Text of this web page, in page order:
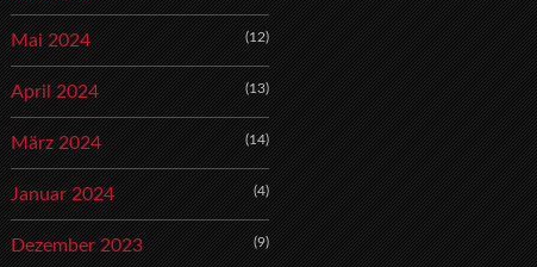
Mai 2024 (12)
April 2024 (13)
März 2024 (14)
Januar 2024 (4)
Dezember 2023 (9)